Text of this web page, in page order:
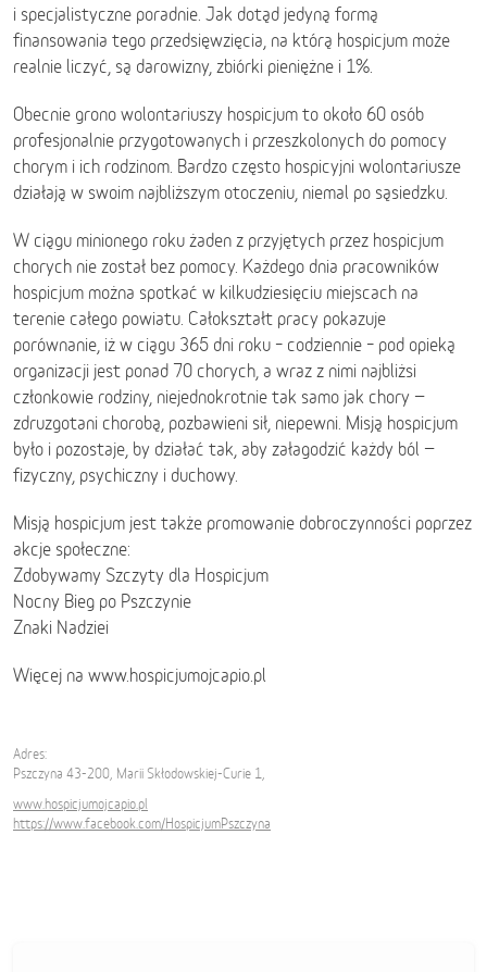
i specjalistyczne poradnie. Jak dotąd jedyną formą
finansowania tego przedsięwzięcia, na którą hospicjum może
realnie liczyć, są darowizny, zbiórki pieniężne i 1%.
Obecnie grono wolontariuszy hospicjum to około 60 osób
profesjonalnie przygotowanych i przeszkolonych do pomocy
chorym i ich rodzinom. Bardzo często hospicyjni wolontariusze
działają w swoim najbliższym otoczeniu, niemal po sąsiedzku.
W ciągu minionego roku żaden z przyjętych przez hospicjum
chorych nie został bez pomocy. Każdego dnia pracowników
hospicjum można spotkać w kilkudziesięciu miejscach na
terenie całego powiatu. Całokształt pracy pokazuje
porównanie, iż w ciągu 365 dni roku – codziennie – pod opieką
organizacji jest ponad 70 chorych, a wraz z nimi najbliżsi
członkowie rodziny, niejednokrotnie tak samo jak chory −
zdruzgotani chorobą, pozbawieni sił, niepewni. Misją hospicjum
było i pozostaje, by działać tak, aby załagodzić każdy ból −
fizyczny, psychiczny i duchowy.
Misją hospicjum jest także promowanie dobroczynności poprzez
akcje społeczne:
Zdobywamy Szczyty dla Hospicjum
Nocny Bieg po Pszczynie
Znaki Nadziei
Więcej na www.hospicjumojcapio.pl
Adres:
Pszczyna 43-200, Marii Skłodowskiej-Curie 1,
www.hospicjumojcapio.pl
https://www.facebook.com/HospicjumPszczyna